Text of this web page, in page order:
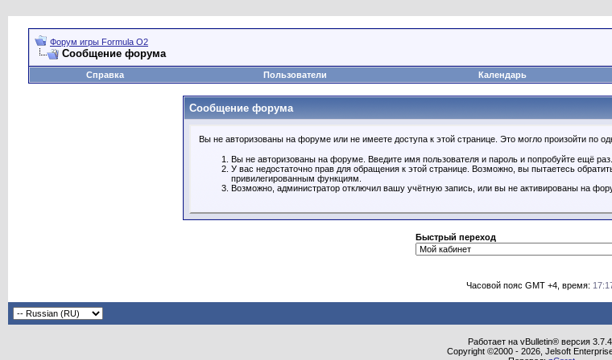
Форум игры Formula O2
Сообщение форума
Справка Пользователи Календарь
Сообщение форума
Вы не авторизованы на форуме или не имеете доступа к этой странице. Это могло произойти по
Вы не авторизованы на форуме. Введите имя пользователя и пароль и попробуйте ещё раз.
У вас недостаточно прав для обращения к этой странице. Возможно, вы пытаетесь
привилегированным функциям.
Возможно, администратор отключил вашу учётную запись, или вы не активированы на
Быстрый переход
Часовой пояс GMT +4, время:
Работает на vBulletin® версия 3.7.4.
Copyright ©2000 - 2026, Jelsoft